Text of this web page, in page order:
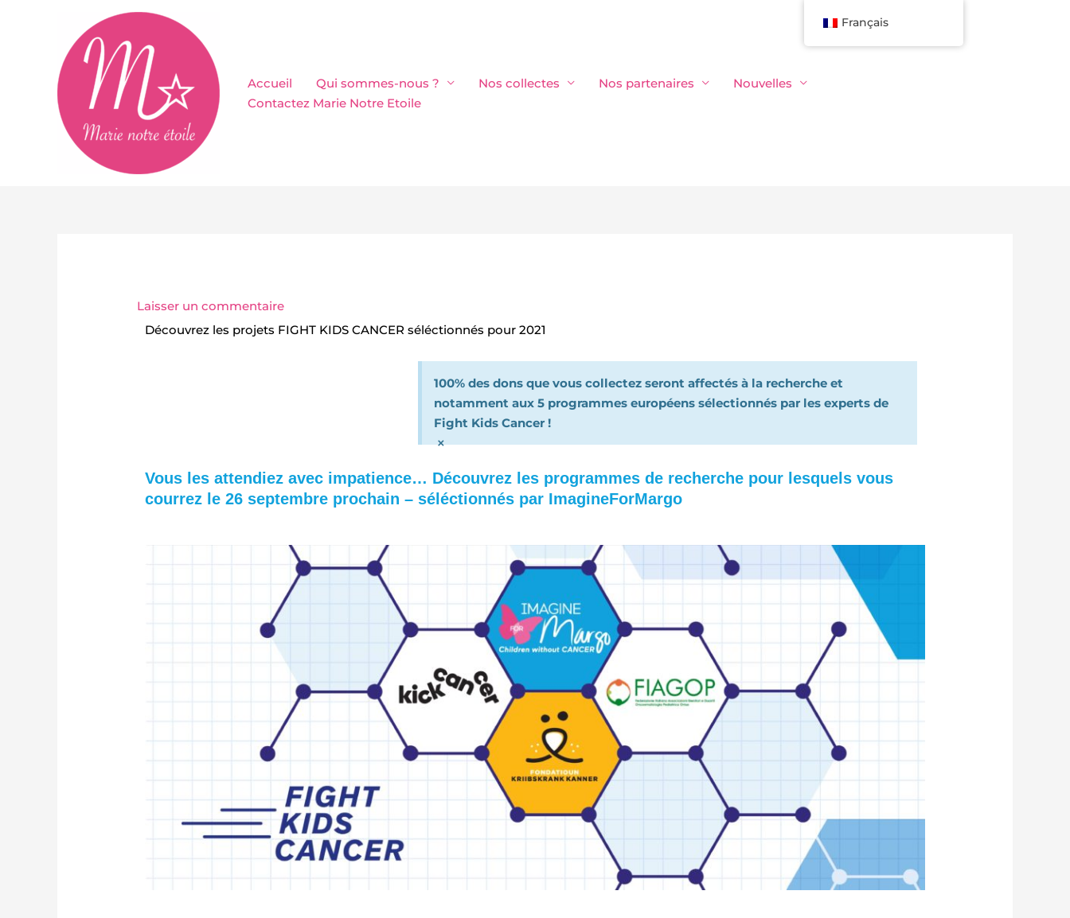
Accueil Qui sommes-nous ? Nos collectes Nos partenaires
Nouvelles
Contactez Marie Notre Etoile
Laisser un commentaire
Découvrez les projets FIGHT KIDS CANCER séléctionnés pour 2021
100% des dons que vous collectez seront affectés à la recherche et
notamment aux 5 programmes européens sélectionnés par les experts de
Fight Kids Cancer !
×
Vous les attendiez avec impatience… Découvrez les programmes de recherche pour lesquels vous
courrez le 26 septembre prochain – séléctionnés par ImagineForMargo
Français